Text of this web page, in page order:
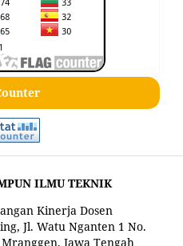
ILMU TEKNIK
Kinerja Dosen
Jl. Watu Nganten 1 No.
Jawa Tengah